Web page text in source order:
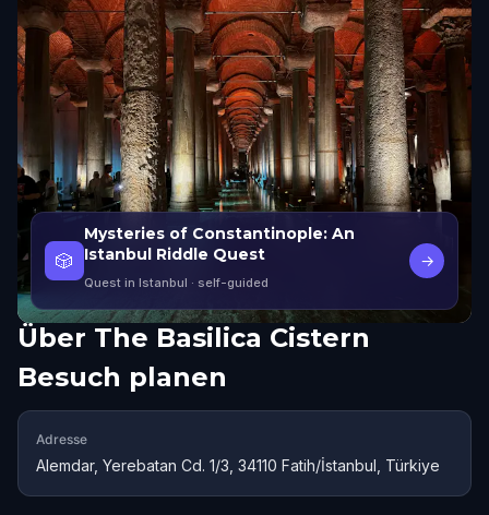
🎲
Mysteries of Constantinople: An
Istanbul Riddle Quest
Quest in Istanbul · self-guided
→
Über The Basilica Cistern
Besuch planen
Adresse
Alemdar, Yerebatan Cd. 1/3, 34110 Fatih/İstanbul, Türkiye